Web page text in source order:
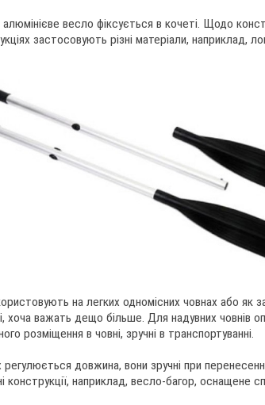
весло фіксується в кочеті. Щодо
застосовують різні матеріали, наприклад,
на легких одномісних човнах або як
хоча важать дещо більше. Для надувних човнів
розміщення в човні, зручні в транспортуванні.
регулюється довжина, вони зручні при
конструкції, наприклад, весло-багор, оснащене